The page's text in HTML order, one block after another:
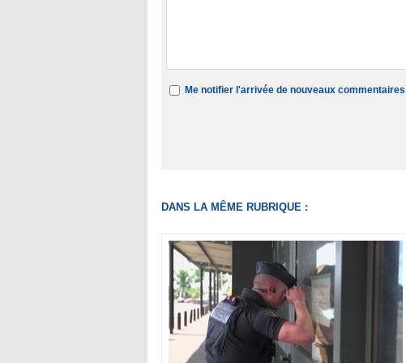
Me notifier l'arrivée de nouveaux commentaires
DANS LA MÊME RUBRIQUE :